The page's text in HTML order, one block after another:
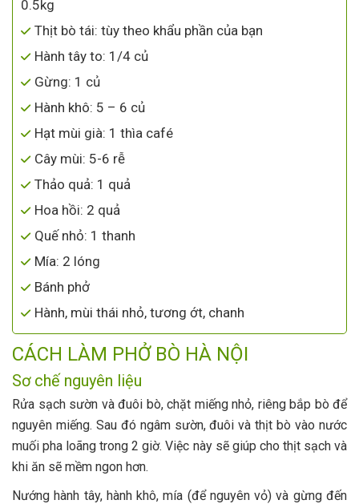
0.5kg
Thịt bò tái: tùy theo khẩu phần của bạn
Hành tây to: 1/4 củ
Gừng: 1 củ
Hành khô: 5 – 6 củ
Hạt mùi già: 1 thìa café
Cây mùi: 5-6 rễ
Thảo quả: 1 quả
Hoa hồi: 2 quả
Quế nhỏ: 1 thanh
Mía: 2 lóng
Bánh phở
Hành, mùi thái nhỏ, tương ớt, chanh
CÁCH LÀM PHỞ BÒ HÀ NỘI
Sơ chế nguyên liệu
Rửa sạch sườn và đuôi bò, chặt miếng nhỏ, riêng bắp bò để
nguyên miếng. Sau đó ngâm sườn, đuôi và thịt bò vào nước
muối pha loãng trong 2 giờ. Việc này sẽ giúp cho thịt sạch và
khi ăn sẽ mềm ngon hơn.
Nướng hành tây, hành khô, mía (để nguyên vỏ) và gừng đến